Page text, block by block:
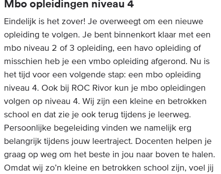
Mbo opleidingen niveau 4
Eindelijk is het zover! Je overweegt om een nieuwe
opleiding te volgen. Je bent binnenkort klaar met een
mbo niveau 2 of 3 opleiding, een havo opleiding of
misschien heb je een vmbo opleiding afgerond. Nu is
het tijd voor een volgende stap: een mbo opleiding
niveau 4. Ook bij ROC Rivor kun je mbo opleidingen
volgen op niveau 4. Wij zijn een kleine en betrokken
school en dat zie je ook terug tijdens je leerweg.
Persoonlijke begeleiding vinden we namelijk erg
belangrijk tijdens jouw leertraject. Docenten helpen je
graag op weg om het beste in jou naar boven te halen.
Omdat wij zo’n kleine en betrokken school zijn, voel jij